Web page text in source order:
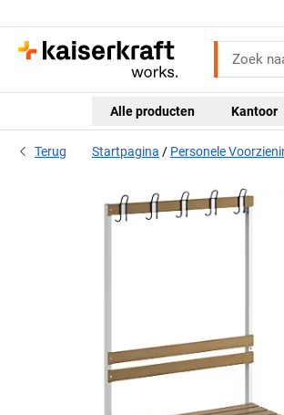
Alle producten Kantoor
Terug Startpagina Personele